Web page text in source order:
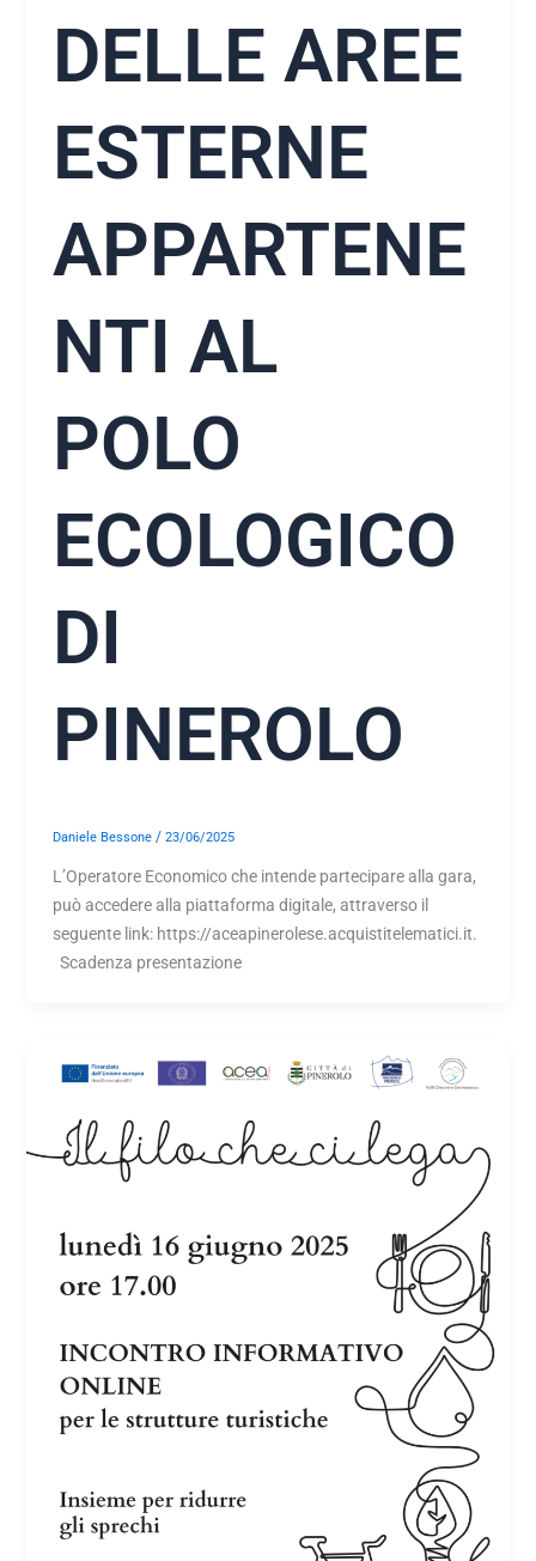
DELLE AREE
ESTERNE
APPARTENE
NTI AL
POLO
ECOLOGICO
DI
PINEROLO
Daniele Bessone/23/06/2025
L’Operatore Economico che intende partecipare alla gara,
può accedere alla piattaforma digitale, attraverso il
seguente link: https://aceapinerolese.acquistitelematici.it.
Scadenza presentazione